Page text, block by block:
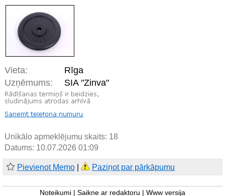
Vieta:
Rīga
Uzņēmums:
SIA "Zinva"
Unikālo apmeklējumu skaits: 18
Datums: 10.07.2026 01:09
Pievienot Memo Paziņot par pārkāpumu
Noteikumi Saikne ar redaktoru Www versija